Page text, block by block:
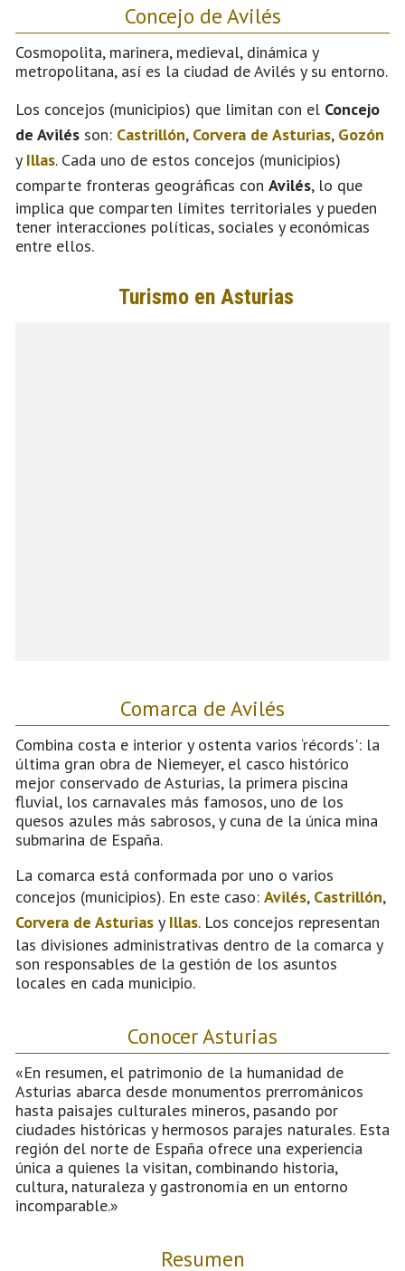
Concejo de Avilés
Cosmopolita, marinera, medieval, dinámica y
metropolitana, así es la ciudad de Avilés y su entorno.
Los concejos (municipios) que limitan con el Concejo
de Avilés son: Castrillón, Corvera de Asturias, Gozón
y Illas. Cada uno de estos concejos (municipios)
comparte fronteras geográficas con Avilés, lo que
implica que comparten límites territoriales y pueden
tener interacciones políticas, sociales y económicas
entre ellos.
Comarca de Avilés
Combina costa e interior y ostenta varios ‘récords': la
última gran obra de Niemeyer, el casco histórico
mejor conservado de Asturias, la primera piscina
fluvial, los carnavales más famosos, uno de los
quesos azules más sabrosos, y cuna de la única mina
submarina de España.
La comarca está conformada por uno o varios
concejos (municipios). En este caso: Avilés, Castrillón,
Corvera de Asturias y Illas. Los concejos representan
las divisiones administrativas dentro de la comarca y
son responsables de la gestión de los asuntos
locales en cada municipio.
Conocer Asturias
«En resumen, el patrimonio de la humanidad de
Asturias abarca desde monumentos prerrománicos
hasta paisajes culturales mineros, pasando por
ciudades históricas y hermosos parajes naturales. Esta
región del norte de España ofrece una experiencia
única a quienes la visitan, combinando historia,
cultura, naturaleza y gastronomía en un entorno
incomparable.»
Resumen